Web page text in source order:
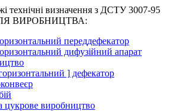
технічні визначення з ДСТУ 3007-95
ВИРОБНИЦТВА:
переддефекатор
дифузійний апарат
] дефекатор
цукрове виробництво